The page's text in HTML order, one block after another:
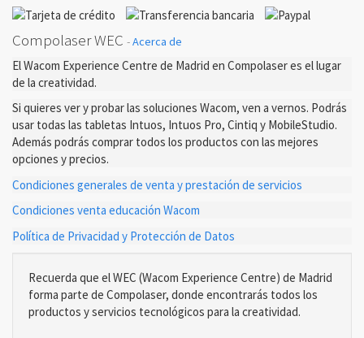
Compolaser WEC -Acerca de
El Wacom Experience Centre de Madrid en Compolaser es el lugar
de la creatividad.
Si quieres ver y probar las soluciones Wacom, ven a vernos. Podrás
usar todas las tabletas Intuos, Intuos Pro, Cintiq y MobileStudio.
Además podrás comprar todos los productos con las mejores
opciones y precios.
Condiciones generales de venta y prestación de servicios
Condiciones venta educación Wacom
Política de Privacidad y Protección de Datos
Recuerda que el WEC (Wacom Experience Centre) de Madrid
forma parte de Compolaser, donde encontrarás todos los
productos y servicios tecnológicos para la creatividad.